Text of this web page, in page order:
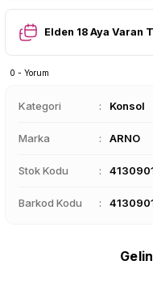
Elden 18 Aya Varan
0 - Yorum
Kategori Konsol
Marka ARNO
Stok Kodu
Barkod Kodu